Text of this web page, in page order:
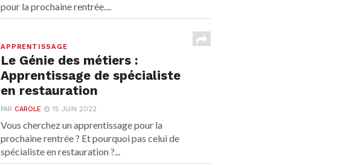
pour la prochaine rentrée....
APPRENTISSAGE
Le Génie des métiers :
Apprentissage de spécialiste
en restauration
PARCAROLE 15 JUIN 2022
Vous cherchez un apprentissage pour la
prochaine rentrée ? Et pourquoi pas celui de
spécialiste en restauration ?...